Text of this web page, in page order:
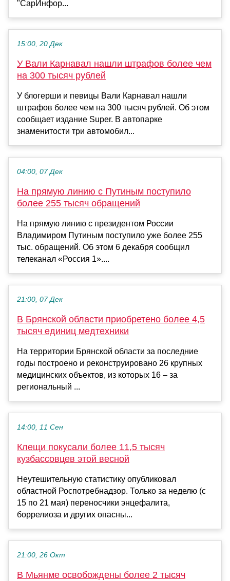
"СарИнфор...
15:00, 20 Дек
У Вали Карнавал нашли штрафов более чем
на 300 тысяч рублей
У блогерши и певицы Вали Карнавал нашли
штрафов более чем на 300 тысяч рублей. Об этом
сообщает издание Super. В автопарке
знаменитости три автомобил...
04:00, 07 Дек
На прямую линию с Путиным поступило
более 255 тысяч обращений
На прямую линию с президентом России
Владимиром Путиным поступило уже более 255
тыс. обращений. Об этом 6 декабря сообщил
телеканал «Россия 1»....
21:00, 07 Дек
В Брянской области приобретено более 4,5
тысяч единиц медтехники
На территории Брянской области за последние
годы построено и реконструировано 26 крупных
медицинских объектов, из которых 16 – за
региональный ...
14:00, 11 Сен
Клещи покусали более 11,5 тысяч
кузбассовцев этой весной
Неутешительную статистику опубликовал
областной Роспотребнадзор. Только за неделю (с
15 по 21 мая) переносчики энцефалита,
боррелиоза и других опасны...
21:00, 26 Окт
В Мьянме освобождены более 2 тысяч